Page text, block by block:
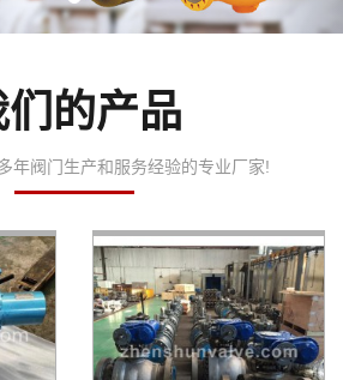
们的产品
年阀门生产和服务经验的专业厂家!